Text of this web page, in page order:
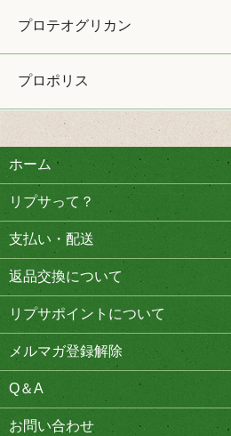
プロテオグリカン
プロポリス
ホーム
リプサって？
支払い・配送
返品交換について
リプサポイントについて
メルマガ登録解除
Q＆A
お問い合わせ